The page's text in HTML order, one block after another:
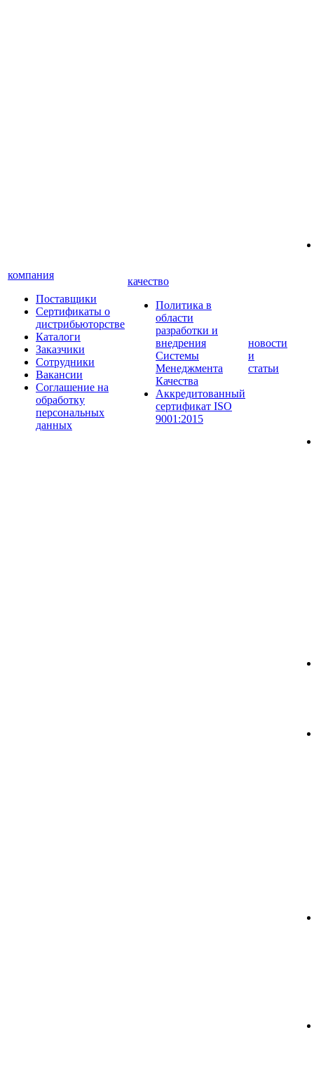
компания
Поставщики
Сертификаты о
дистрибьюторстве
Каталоги
Заказчики
Сотрудники
Вакансии
Соглашение на
обработку
персональных
данных
качество
Политика в
области
разработки и
внедрения
Системы
Менеджмента
Качества
Аккредитованный
сертификат ISO
9001:2015
новости
и
статьи